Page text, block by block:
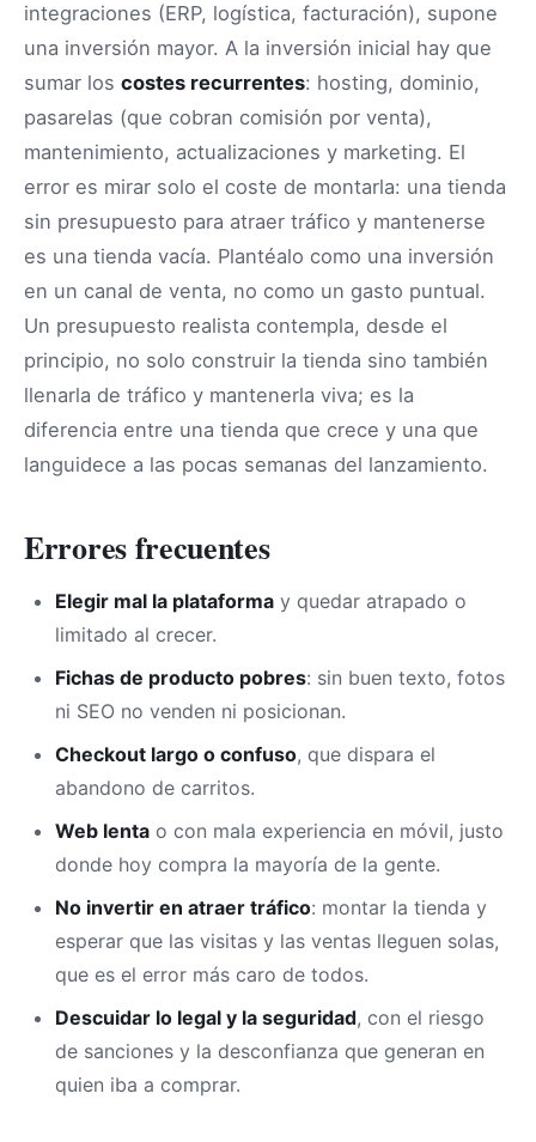
integraciones (ERP, logística, facturación), supone
una inversión mayor. A la inversión inicial hay que
sumar los costes recurrentes: hosting, dominio,
pasarelas (que cobran comisión por venta),
mantenimiento, actualizaciones y marketing. El
error es mirar solo el coste de montarla: una tienda
sin presupuesto para atraer tráfico y mantenerse
es una tienda vacía. Plantéalo como una inversión
en un canal de venta, no como un gasto puntual.
Un presupuesto realista contempla, desde el
principio, no solo construir la tienda sino también
llenarla de tráfico y mantenerla viva; es la
diferencia entre una tienda que crece y una que
languidece a las pocas semanas del lanzamiento.
Errores frecuentes
Elegir mal la plataforma y quedar atrapado o
limitado al crecer.
Fichas de producto pobres: sin buen texto, fotos
ni SEO no venden ni posicionan.
Checkout largo o confuso, que dispara el
abandono de carritos.
Web lenta o con mala experiencia en móvil, justo
donde hoy compra la mayoría de la gente.
No invertir en atraer tráfico: montar la tienda y
esperar que las visitas y las ventas lleguen solas,
que es el error más caro de todos.
Descuidar lo legal y la seguridad, con el riesgo
de sanciones y la desconfianza que generan en
quien iba a comprar.